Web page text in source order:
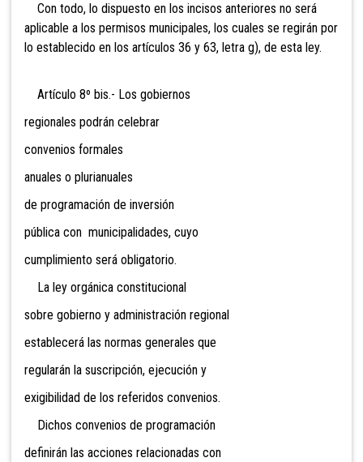
Con todo, lo dispuesto en los incisos anteriores no será
aplicable a los permisos municipales, los cuales se regirán por
lo establecido en los artículos 36 y 63, letra g), de esta ley.
Artículo 8º bis.- Los gobiernos
regionales podrán celebrar
convenios formales
anuales o plurianuales
de programación de inversión
pública con municipalidades, cuyo
cumplimiento será obligatorio.
La ley orgánica constitucional
sobre gobierno y administración regional
establecerá las normas generales que
regularán la suscripción, ejecución y
exigibilidad de los referidos convenios.
Dichos convenios de programación
definirán las acciones relacionadas con